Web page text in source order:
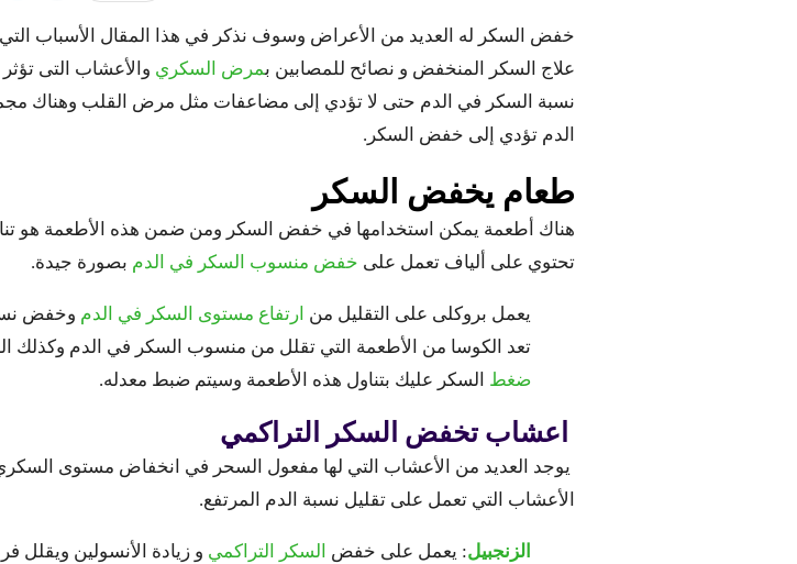
خفض السكر له العديد من الأعراض وسوف نذكر في هذا المقال الأسباب
علاج السكر المنخفض و نصائح للمصابين بمرض السكري والأعشاب التى
نسبة السكر في الدم حتى لا تؤدي إلى مضاعفات مثل مرض القلب وهناك
الدم تؤدي إلى خفض السكر.
طعام يخفض السكر
هناك أطعمة يمكن استخدامها في خفض السكر ومن ضمن هذه الأطعمة هو
تحتوي على ألياف تعمل على خفض منسوب السكر في الدم بصورة جيدة.
يعمل بروكلى على التقليل من ارتفاع مستوى السكر في الدم وخفض
تعد الكوسا من الأطعمة التي تقلل من منسوب السكر في الدم وكذلك
ضغط السكر عليك بتناول هذه الأطعمة وسيتم ضبط معدله.
اعشاب تخفض السكر التراكمي
يوجد العديد من الأعشاب التي لها مفعول السحر في انخفاض مستوى
الأعشاب التي تعمل على تقليل نسبة الدم المرتفع.
الزنجبيل: يعمل على خفض السكر التراكمي و زيادة الأنسولين ويقلل